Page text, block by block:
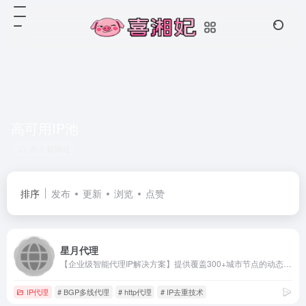
排序 发布 更新 浏览 点赞
星月代理
IP代理 # BGP多线代理 # http代理 # IP去重技术